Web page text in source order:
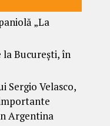
„La
la București, în
Velasco,
Argentina